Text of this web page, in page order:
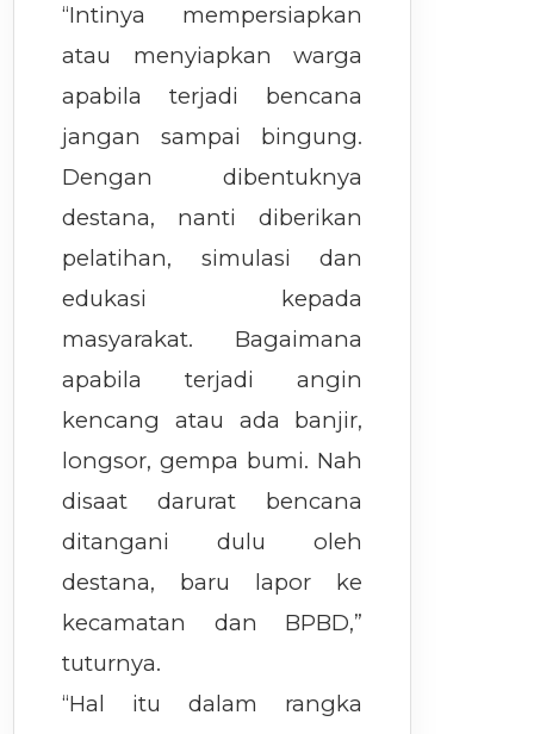
“Intinya mempersiapkan
atau menyiapkan warga
apabila terjadi bencana
jangan sampai bingung.
Dengan dibentuknya
destana, nanti diberikan
pelatihan, simulasi dan
edukasi kepada
masyarakat. Bagaimana
apabila terjadi angin
kencang atau ada banjir,
longsor, gempa bumi. Nah
disaat darurat bencana
ditangani dulu oleh
destana, baru lapor ke
kecamatan dan BPBD,”
tuturnya.
“Hal itu dalam rangka